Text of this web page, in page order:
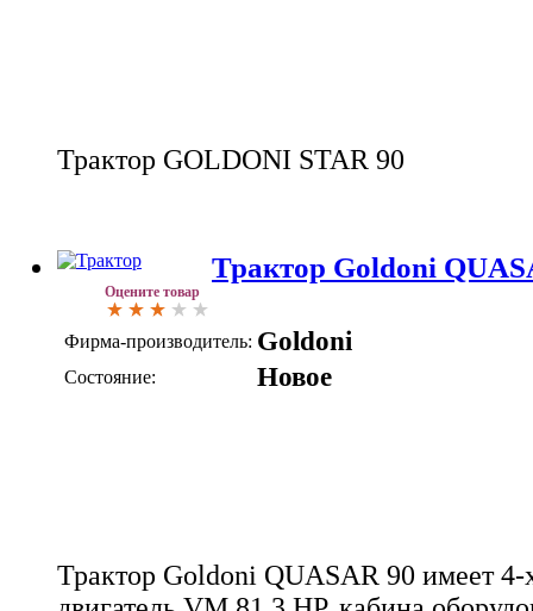
Трактор GOLDONI STAR 90
Оцените товар
Трактор Goldoni
Фирма-производитель: Goldoni
Состояние: Новое
Трактор Goldoni QUASAR 90 имеет